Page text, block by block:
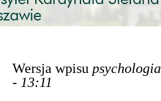
Wersja wpisu psychologia
- 13:11